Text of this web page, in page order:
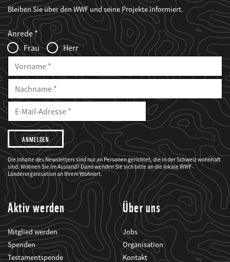
Bleiben Sie über den WWF und seine Projekte informiert.
Web2Case
Infofelder
Fieldset
anrede_name
Anrede
Frau
Herr
Vorname
Nachname
E-
Mailadresse
E-
Adresse
Ich
möchte,
dass
der
WWF
mich
über
seine
Projekte
informiert.
Die Inhalte des Newsletters sind nur an Personen gerichtet, die in der Schweiz wohnhaft
sind. Wohnen Sie im Ausland? Dann wenden Sie sich bitte an die lokale WWF-
Länderorganisation an Ihrem Wohnort.
Aktiv werden
Mitglied werden
Spenden
Testamentspende
Über uns
Jobs
Organisation
Kontakt